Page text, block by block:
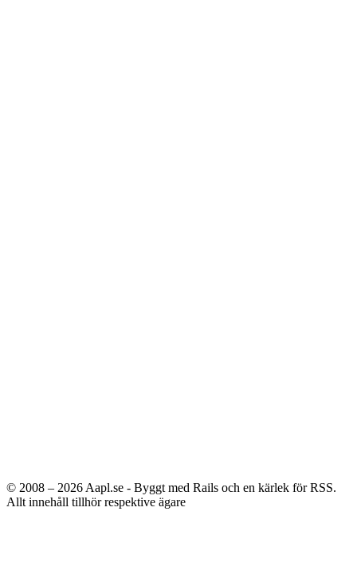
© 2008 – 2026 Aapl.se - Byggt med Rails och en kärlek för RSS.
Allt innehåll tillhör respektive ägare